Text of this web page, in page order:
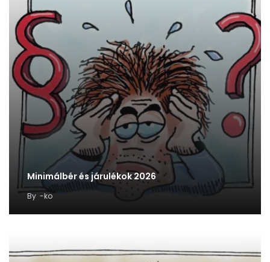
Minimálbér és járulékok 2026
By -ko